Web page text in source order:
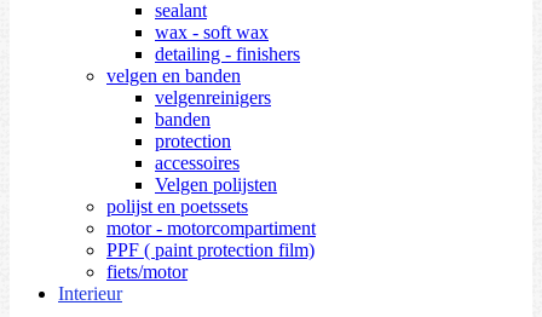
sealant
wax - soft wax
detailing - finishers
velgen en banden
velgenreinigers
banden
protection
accessoires
Velgen polijsten
polijst en poetssets
motor - motorcompartiment
PPF ( paint protection film)
fiets/motor
Interieur